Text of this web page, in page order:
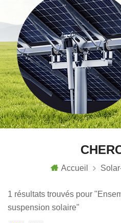
Accueil
1 résultats trouvés pour
suspension solaire"